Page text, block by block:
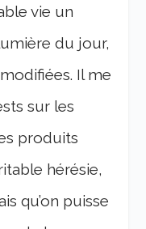
vie un
du jour,
Il me
sur les
produits
hérésie,
qu’on puisse